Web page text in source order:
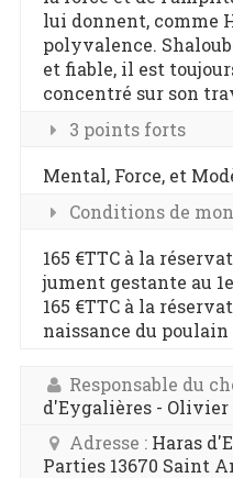
lui donnent, comme
polyvalence.
et fiable, il est
concentré sur son
3 points forts
Mental, Force, et
Conditions de
165 €TTC à la
jument gestante au
165 €TTC à la
naissance du poulain
Responsable du
d'Eygalières - Olivier
Adresse : Haras
Parties 13670 Saint